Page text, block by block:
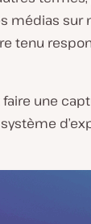
médias sur
tenu
une
système